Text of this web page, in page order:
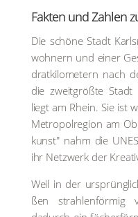
Fak­ten und Zah­len
Die schö­ne Stadt
woh­nern und einer
drat­ki­lo­me­tern nach
die zweit­größ­te
liegt am Rhein. Sie ist
Metro­pol­re­gi­on am
kunst" nahm die
ihr Netz­werk der
Weil in der
ßen strah­len­för­mig